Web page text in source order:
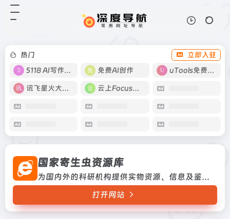
热门
立即入驻
5118 AI写作工具
免费AI创作 uTools免费工具箱
讯飞星火大模型 云上Focus接码
国家寄生虫资源库
为国内外的科研机构提供实物资源、信息及鉴定服务，用户达到802户，共提供了16720件资源进行共享为国内外的科研机构提供实物资源、信息及鉴定服务，用户达到802户，共提供了16720件资源进行共享
打开网站
国家寄生虫资源库
信息及鉴定服务，用户达到802户，
共提供了16720件资源进行共享为国
及鉴定服务，用户达到802...